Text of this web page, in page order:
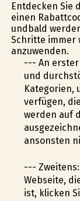
Entdecken Sie
einen
undbald
Schritte immer
anzuwenden.
--- An erster
und
Kategorien,
verfügen,
werden auf
ansonsten
---
Webseite,
ist, klicken